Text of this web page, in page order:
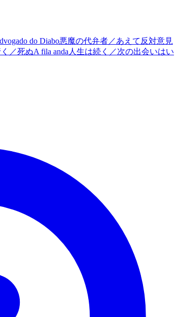
do Diabo悪魔の代弁者／あえて反対意見
／死ぬA fila anda 人生は続く／次の出会いはい